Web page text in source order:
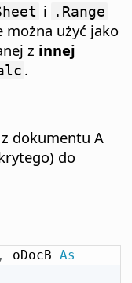
i .Range
można użyć jako
z innej
.
dokumentu A
do
, oDocB As